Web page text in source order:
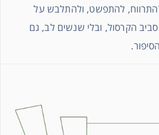
להתפשט, ולהתלבש על
הקרסול, ובלי שנשים לב, גם